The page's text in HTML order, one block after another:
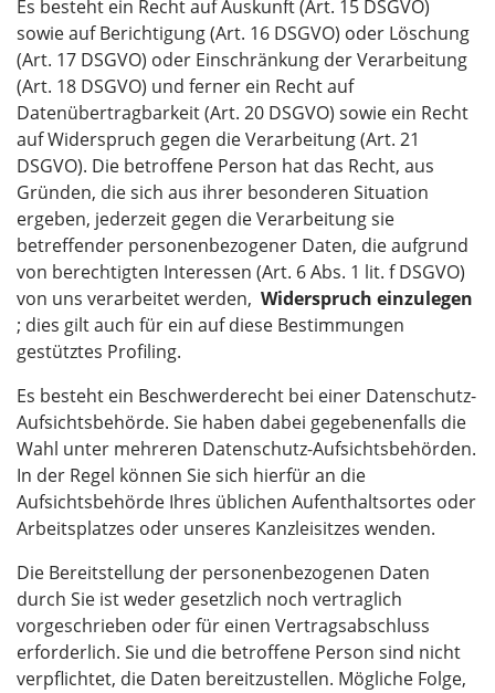
Es besteht ein Recht auf Auskunft (Art. 15 DSGVO)
sowie auf Berichtigung (Art. 16 DSGVO) oder Löschung
(Art. 17 DSGVO) oder Einschränkung der Verarbeitung
(Art. 18 DSGVO) und ferner ein Recht auf
Datenübertragbarkeit (Art. 20 DSGVO) sowie ein Recht
auf Widerspruch gegen die Verarbeitung (Art. 21
DSGVO). Die betroffene Person hat das Recht, aus
Gründen, die sich aus ihrer besonderen Situation
ergeben, jederzeit gegen die Verarbeitung sie
betreffender personenbezogener Daten, die aufgrund
von berechtigten Interessen (Art. 6 Abs. 1 lit. f DSGVO)
von uns verarbeitet werden, Widerspruch einzulegen
; dies gilt auch für ein auf diese Bestimmungen
gestütztes Profiling.
Es besteht ein Beschwerderecht bei einer Datenschutz-
Aufsichtsbehörde. Sie haben dabei gegebenenfalls die
Wahl unter mehreren Datenschutz-Aufsichtsbehörden.
In der Regel können Sie sich hierfür an die
Aufsichtsbehörde Ihres üblichen Aufenthaltsortes oder
Arbeitsplatzes oder unseres Kanzleisitzes wenden.
Die Bereitstellung der personenbezogenen Daten
durch Sie ist weder gesetzlich noch vertraglich
vorgeschrieben oder für einen Vertragsabschluss
erforderlich. Sie und die betroffene Person sind nicht
verpflichtet, die Daten bereitzustellen. Mögliche Folge,